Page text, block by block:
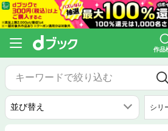
作品
シリ